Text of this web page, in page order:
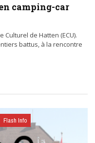
camping-car
Culturel de Hatten (ECU).
battus, à la rencontre
Flash Info